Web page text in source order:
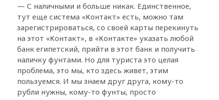
— С наличными и больше никак. Единственное,
тут еще система «Контакт» есть, можно там
зарегистрироваться, со своей карты перекинуть
на этот «Контакт», в «Контакте» указать любой
банк египетский, прийти в этот банк и получить
наличку фунтами. Но для туриста это целая
проблема, это мы, кто здесь живет, этим
пользуемся. И мы знаем друг друга, кому-то
рубли нужны, кому-то фунты, просто